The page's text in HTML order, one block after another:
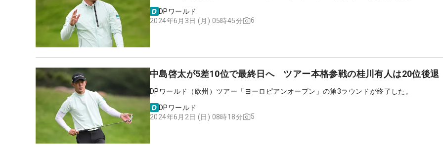
DPワールド
2024年6月3日 (月) 05時45分
6
中島啓太が5差10位で最終日へ ツアー本格参戦の桂川有人は20位後退
DPワールド（欧州）ツアー「ヨーロピアンオープン」の第3ラウンドが終了した。
DPワールド
2024年6月2日 (日) 08時18分
5